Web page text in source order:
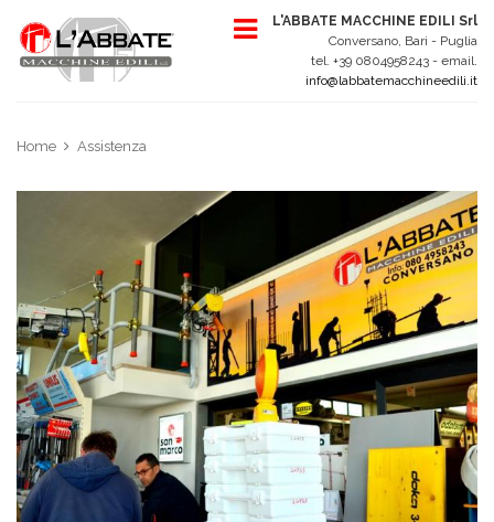
L'ABBATE MACCHINE EDILI Srl
Conversano, Bari - Puglia
tel. +39 0804958243 - email.
info@labbatemacchineedili.it
Home Assistenza